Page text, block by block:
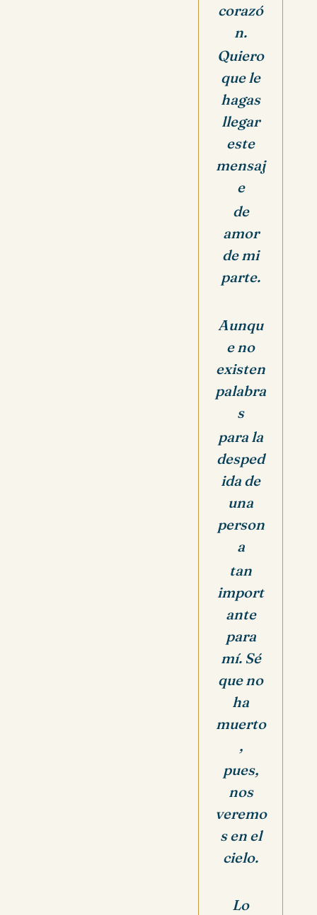
corazó
n.
Quiero
que le
hagas
llegar
este
mensaj
e
de
amor
de mi
parte.
Aunqu
e no
existen
palabra
s
para la
desped
ida de
una
person
a
tan
import
ante
para
mí. Sé
que no
ha
muerto
,
pues,
nos
veremo
s en el
cielo.
Lo